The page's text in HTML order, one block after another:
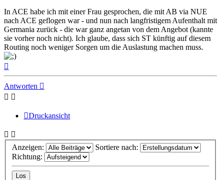
In ACE habe ich mit einer Frau gesprochen, die mit AB via NUE
nach ACE geflogen war - und nun nach langfristigem Aufenthalt mit
Germania zurück - die war ganz angetan von dem Angebot (kannte
sie vorher noch nicht). Ich glaube, dass sich ST künftig auf diesem
Routing noch weniger Sorgen um die Auslastung machen muss.
Antworten
Druckansicht
Anzeigen:
Sortiere nach:
Richtung: